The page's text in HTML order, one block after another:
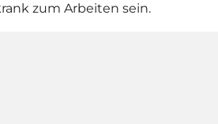
zum Arbeiten sein.